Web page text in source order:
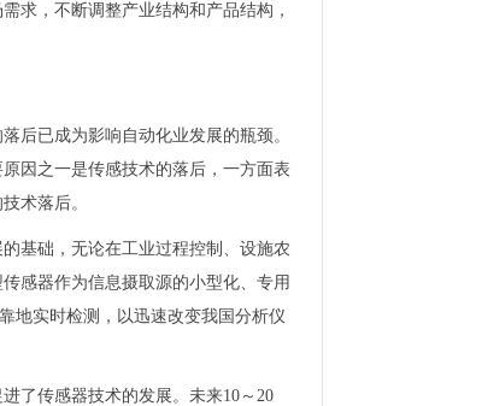
求，不断调整产业结构和产品结构，
后已成为影响自动化业发展的瓶颈。
因之一是传感技术的落后，一方面表
术落后。
基础，无论在工业过程控制、设施农
感器作为信息摄取源的小型化、专用
地实时检测，以迅速改变我国分析仪
了传感器技术的发展。未来10～20